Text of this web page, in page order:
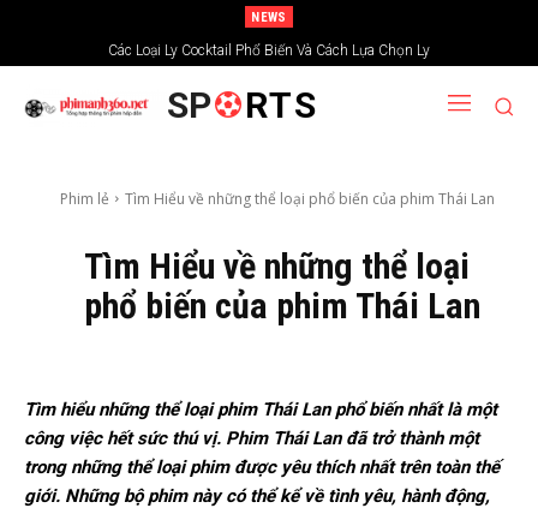
NEWS
Các Loại Ly Cocktail Phổ Biến Và Cách Lựa Chọn Ly
SP RTS
Phim lẻ Tìm Hiểu về những thể loại phổ biến của phim Thái Lan
Tìm Hiểu về những thể loại
phổ biến của phim Thái Lan
Tìm hiểu những thể loại phim Thái Lan phổ biến nhất là một
công việc hết sức thú vị. Phim Thái Lan đã trở thành một
trong những thể loại phim được yêu thích nhất trên toàn thế
giới. Những bộ phim này có thể kể về tình yêu, hành động,